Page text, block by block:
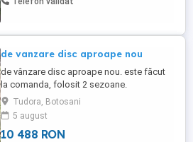
de vanzare disc aproape nou
de vânzare disc aproape nou. este făcut
la comanda, folosit 2 sezoane.
Tudora, Botosani
5 august
10 488 RON